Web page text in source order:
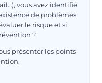
vous avez identifié
de problèmes
le risque et si
?
présenter les points